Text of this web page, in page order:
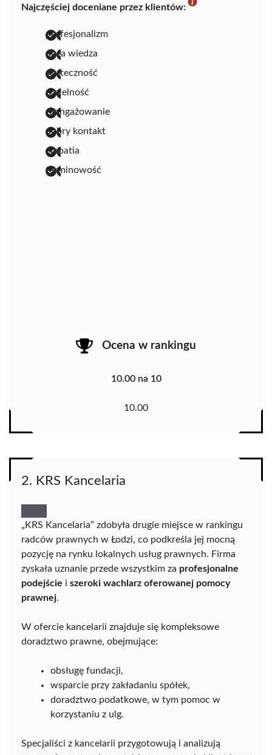
Najczęściej doceniane przez klientów:
profesjonalizm
duża wiedza
skuteczność
rzetelność
zaangażowanie
dobry kontakt
empatia
terminowość
Ocena w rankingu
10.00 na 10
10.00
2. KRS Kancelaria
„KRS Kancelaria” zdobyła drugie miejsce w rankingu
radców prawnych w Łodzi, co podkreśla jej mocną
pozycję na rynku lokalnych usług prawnych. Firma
zyskała uznanie przede wszystkim za profesjonalne
podejście i szeroki wachlarz oferowanej pomocy
prawnej.
W ofercie kancelarii znajduje się kompleksowe
doradztwo prawne, obejmujące:
obsługę fundacji,
wsparcie przy zakładaniu spółek,
doradztwo podatkowe, w tym pomoc w
korzystaniu z ulg.
Specjaliści z kancelarii przygotowują i analizują